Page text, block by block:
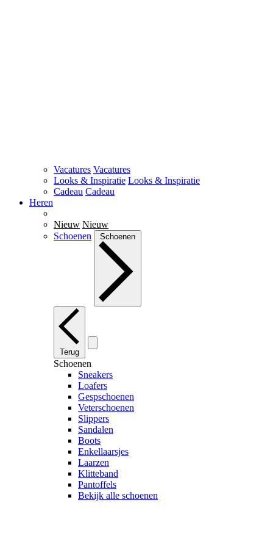
Vacatures Vacatures
Looks & Inspiratie Looks & Inspiratie
Cadeau Cadeau
Heren
Nieuw Nieuw
Schoenen
Schoenen
Terug
Schoenen
Sneakers
Loafers
Gespschoenen
Veterschoenen
Slippers
Sandalen
Boots
Enkellaarsjes
Laarzen
Klitteband
Pantoffels
Bekijk alle schoenen